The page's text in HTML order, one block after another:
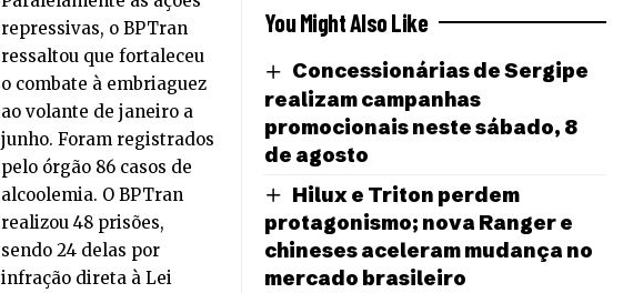
You Might Also Like
Concessionárias de Sergipe
realizam campanhas
promocionais neste sábado, 8
de agosto
Hilux e Triton perdem
protagonismo; nova Ranger e
chineses aceleram mudança no
mercado brasileiro
repressivas, o BPTran
ressaltou que fortaleceu
o combate à embriaguez
ao volante de janeiro a
junho. Foram registrados
pelo órgão 86 casos de
alcoolemia. O BPTran
realizou 48 prisões,
sendo 24 delas por
infração direta à Lei